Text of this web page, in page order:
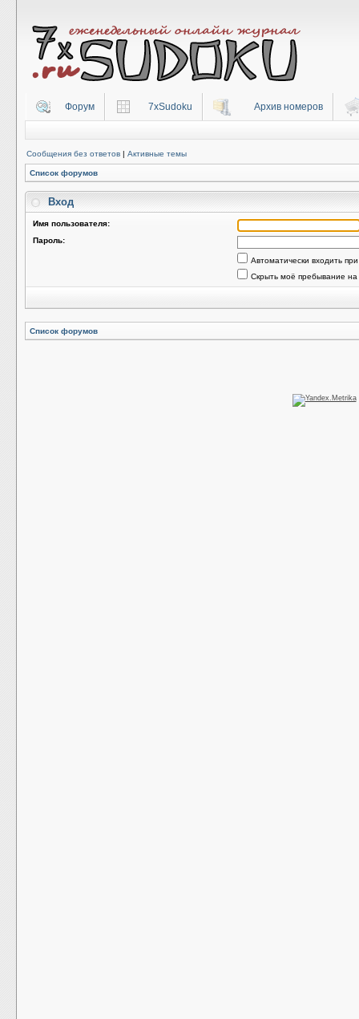
Форум 7xSudoku Архив номеров
Сообщения без ответов | Активные темы
Список форумов
Вход
Имя пользователя:
Пароль:
Автоматически входить
Скрыть моё пребывание
Список форумов